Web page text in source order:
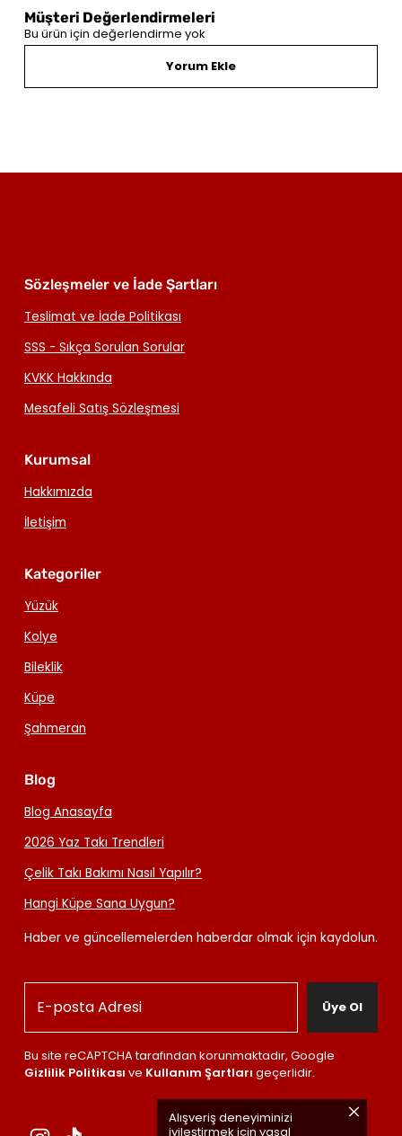
Alışveriş deneyiminizi
iyileştirmek için yasal
Müşteri Değerlendirmeleri
Bu ürün için değerlendirme yok
Yorum Ekle
Sözleşmeler ve İade Şartları
Teslimat ve İade Politikası
SSS - Sıkça Sorulan Sorular
KVKK Hakkında
Mesafeli Satış Sözleşmesi
Kurumsal
Hakkımızda
İletişim
Kategoriler
Yüzük
Kolye
Bileklik
Küpe
Şahmeran
Blog
Blog Anasayfa
2026 Yaz Takı Trendleri
Çelik Takı Bakımı Nasıl Yapılır?
Hangi Küpe Sana Uygun?
Haber ve güncellemelerden haberdar olmak için kaydolun.
Üye Ol
Bu site reCAPTCHA tarafından korunmaktadır, Google
Gizlilik Politikası ve Kullanım Şartları geçerlidir.